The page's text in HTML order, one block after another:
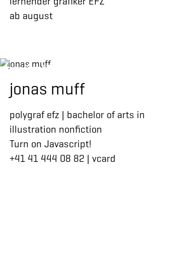
ab august
kreation | illustration
jonas muff
polygraf efz | bachelor of arts in
illustration nonfiction
Turn on Javascript!
+41 41 444 08 82 | vcard